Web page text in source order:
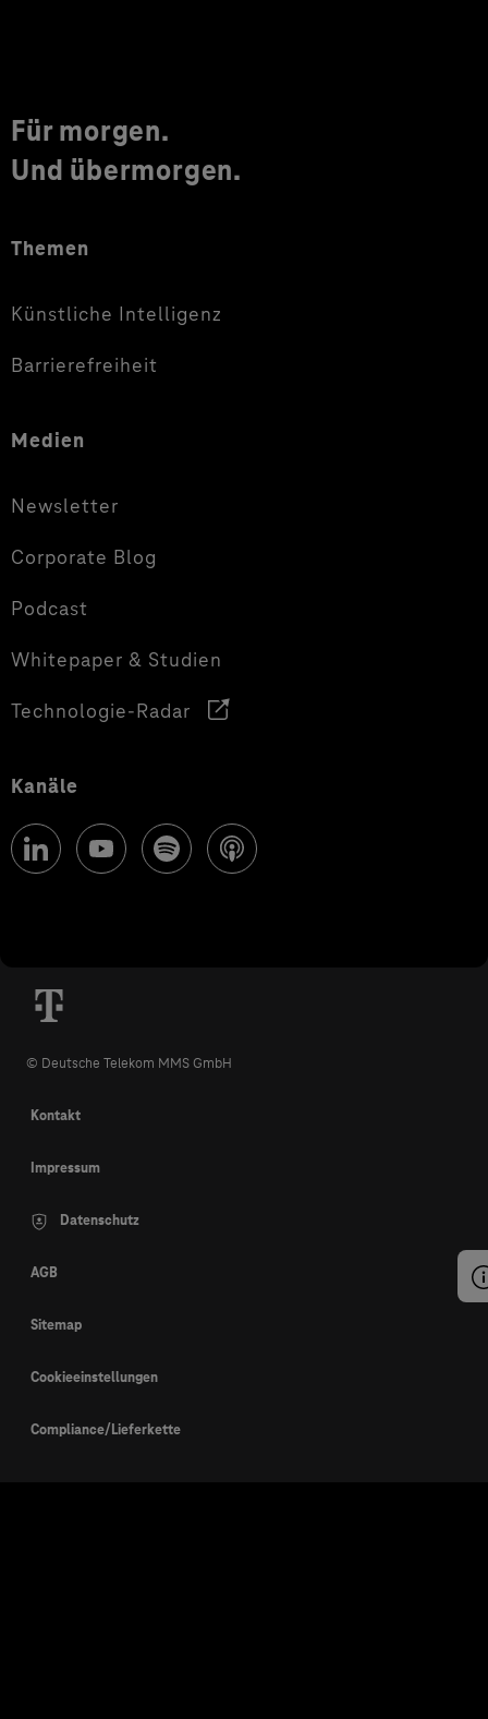
Für morgen.
Und übermorgen.
Themen
Künstliche Intelligenz
Barrierefreiheit
Medien
Newsletter
Corporate Blog
Podcast
Whitepaper & Studien
Technologie-Radar
Kanäle
© Deutsche Telekom MMS GmbH
Kontakt
Impressum
Datenschutz
AGB
Sitemap
Cookieeinstellungen
Compliance/Lieferkette